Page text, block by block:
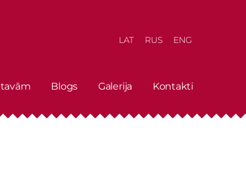
Blogs Galerija Kontakti
LAT RUS ENG